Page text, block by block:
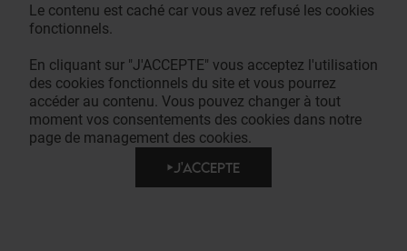
Le contenu est caché car vous avez refusé les cookies
fonctionnels.
En cliquant sur "J'ACCEPTE" vous acceptez l'utilisation
des cookies fonctionnels du site et vous pourrez
accéder au contenu. Vous pouvez changer à tout
moment vos consentements des cookies dans notre
page de management des cookies.
J'ACCEPTE